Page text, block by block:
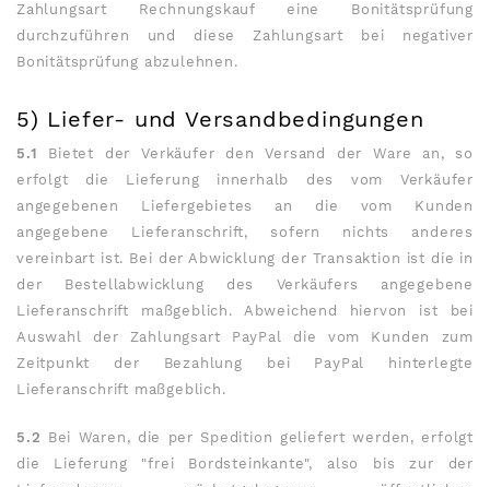
Zahlungsart Rechnungskauf eine Bonitätsprüfung
durchzuführen und diese Zahlungsart bei negativer
Bonitätsprüfung abzulehnen.
5) Liefer- und Versandbedingungen
5.1 Bietet der Verkäufer den Versand der Ware an, so
erfolgt die Lieferung innerhalb des vom Verkäufer
angegebenen Liefergebietes an die vom Kunden
angegebene Lieferanschrift, sofern nichts anderes
vereinbart ist. Bei der Abwicklung der Transaktion ist die in
der Bestellabwicklung des Verkäufers angegebene
Lieferanschrift maßgeblich. Abweichend hiervon ist bei
Auswahl der Zahlungsart PayPal die vom Kunden zum
Zeitpunkt der Bezahlung bei PayPal hinterlegte
Lieferanschrift maßgeblich.
5.2 Bei Waren, die per Spedition geliefert werden, erfolgt
die Lieferung "frei Bordsteinkante", also bis zur der